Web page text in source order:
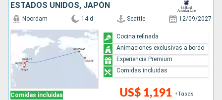
ESTADOS UNIDOS, JAPÓN
Comidas incluidas
Noordam 14 d Seattle 12/09/2027
US$ 1,191 +Tasas
Cocina refinada
Animaciones exclusivas a bordo
Experiencia Premium
Comidas incluidas